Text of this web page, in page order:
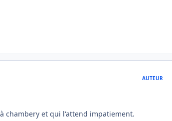
AUTEUR
chambery et qui l'attend impatiement.